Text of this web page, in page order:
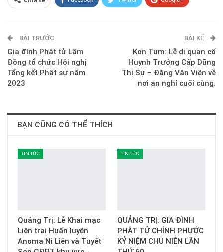
E-mail
BÀI TRƯỚC
Gia đình Phật tử Lâm
Đồng tổ chức Hội nghị
Tổng kết Phật sự năm
2023
BÀI KẾ
Kon Tum: Lễ di quan cố
Huynh Trưởng Cấp Dũng
Thị Sự – Đặng Văn Viện về
nơi an nghỉ cuối cùng.
BẠN CŨNG CÓ THỂ THÍCH
TIN TỨC
Quảng Trị: Lễ Khai mạc
Liên trại Huấn luyện
Anoma Ni Liên và Tuyết
TIN TỨC
QUẢNG TRỊ: GIA ĐÌNH
PHẬT TỬ CHÍNH PHƯỚC
KỶ NIỆM CHU NIÊN LẦN